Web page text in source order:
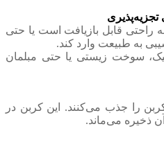
راحتی قابل بازیافت است یا حتی
به طبیعت وارد کند.
سوخت زیستی یا حتی مبلمان
را جذب می‌کنند. این کربن در
ذخیره می‌ماند.